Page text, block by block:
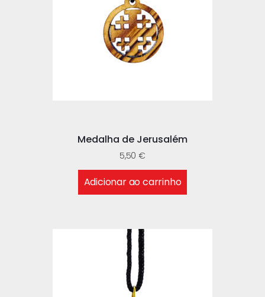
Medalha de Jerusalém
5,50€
Adicionar ao carrinho